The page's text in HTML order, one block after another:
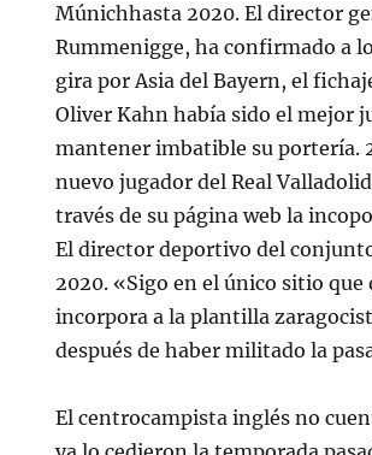
Múnichhasta 2020. El director
Rummenigge, ha confirmado a
gira por Asia del Bayern, el
Oliver Kahn había sido el mejor
mantener imbatible su portería.
nuevo jugador del Real
través de su página web la
El director deportivo del
2020. «Sigo en el único sitio
incorpora a la plantilla
después de haber militado la
El centrocampista inglés no